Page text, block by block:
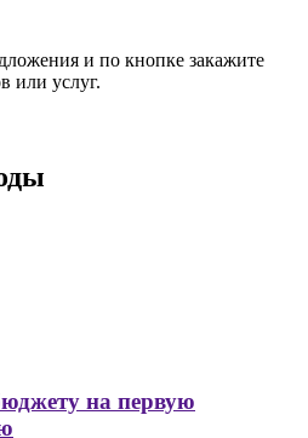
и по кнопке закажите
или услуг.
на первую